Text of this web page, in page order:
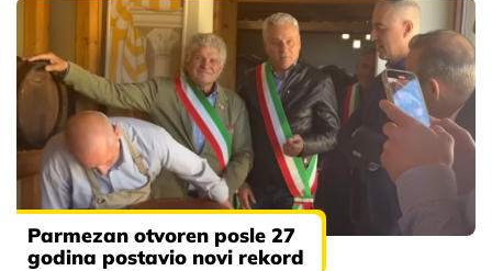
Parmezan otvoren posle 27
godina postavio novi rekord